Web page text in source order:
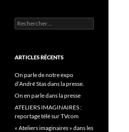
Rechercher :
ARTICLES RÉCENTS
On parle de notre expo
d’André Stas dans la presse.
On en parle dans la presse
ATELIERS IMAGINAIRES :
reportage télé sur TVcom
« Ateliers imaginaires » dans les